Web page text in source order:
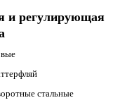
и регулирующая
стальные